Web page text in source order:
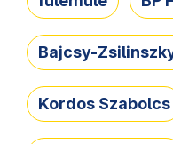
Bajcsy-
Kordos Szabolcs